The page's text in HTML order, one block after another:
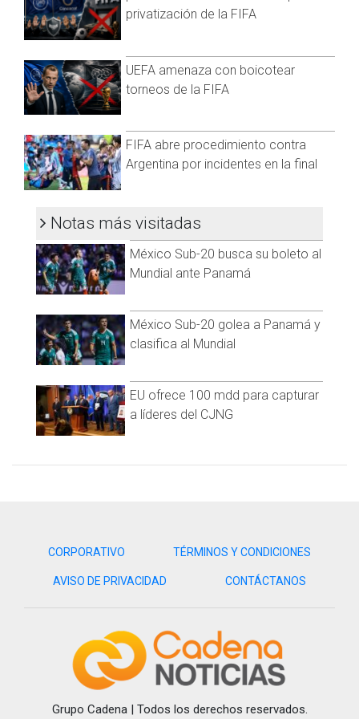
¿Cómo llegó al Mundial de Clubes 2023?
privatización de la FIFA
UEFA amenaza con boicotear
torneos de la FIFA
FIFA abre procedimiento contra
Argentina por incidentes en la final
Notas más visitadas
México Sub-20 busca su boleto al
Mundial ante Panamá
México Sub-20 golea a Panamá y
clasifica al Mundial
EU ofrece 100 mdd para capturar
a líderes del CJNG
CORPORATIVO TÉRMINOS Y CONDICIONES
AVISO DE PRIVACIDAD CONTÁCTANOS
Grupo Cadena | Todos los derechos reservados.